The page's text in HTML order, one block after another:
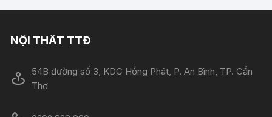
NỘI THẤT TTĐ
54B đường số 3, KDC Hồng Phát, P. An Bình, TP. Cần
Thơ